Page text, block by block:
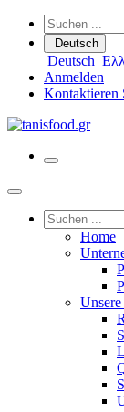
Deutsch
Deutsch
Anmelden
Kontaktieren
Home